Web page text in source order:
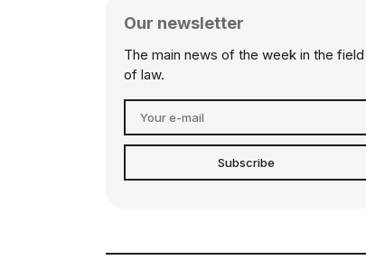
Our newsletter
The main news of the week in the field
of law.
Subscribe